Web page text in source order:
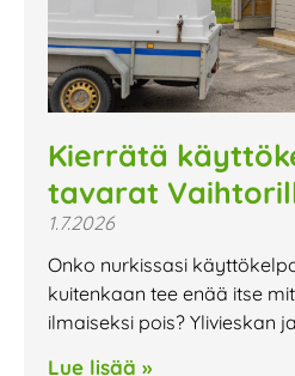
Kierrätä
tavarat
1.7.2026
Onko nurkissasi
kuitenkaan tee enää itse
ilmaiseksi pois? Ylivieskan
Lue lisää »